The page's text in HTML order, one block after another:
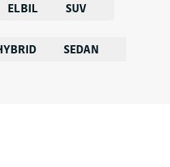
ELBIL SUV
SEDAN